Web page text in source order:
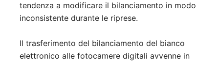
tendenza a modificare il bilanciamento in modo
inconsistente durante le riprese.
Il trasferimento del bilanciamento del bianco
elettronico alle fotocamere digitali avvenne in